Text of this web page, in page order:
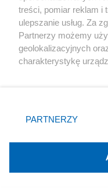
X
treści, pomiar reklam i
ulepszanie usług. Za
Partnerzy możemy
geolokalizacyjnych
charakterystykę
zmienić/wycofać
znajdujący się w
rodzaje przetwarzania
użytkownika, ale
PARTNERZY